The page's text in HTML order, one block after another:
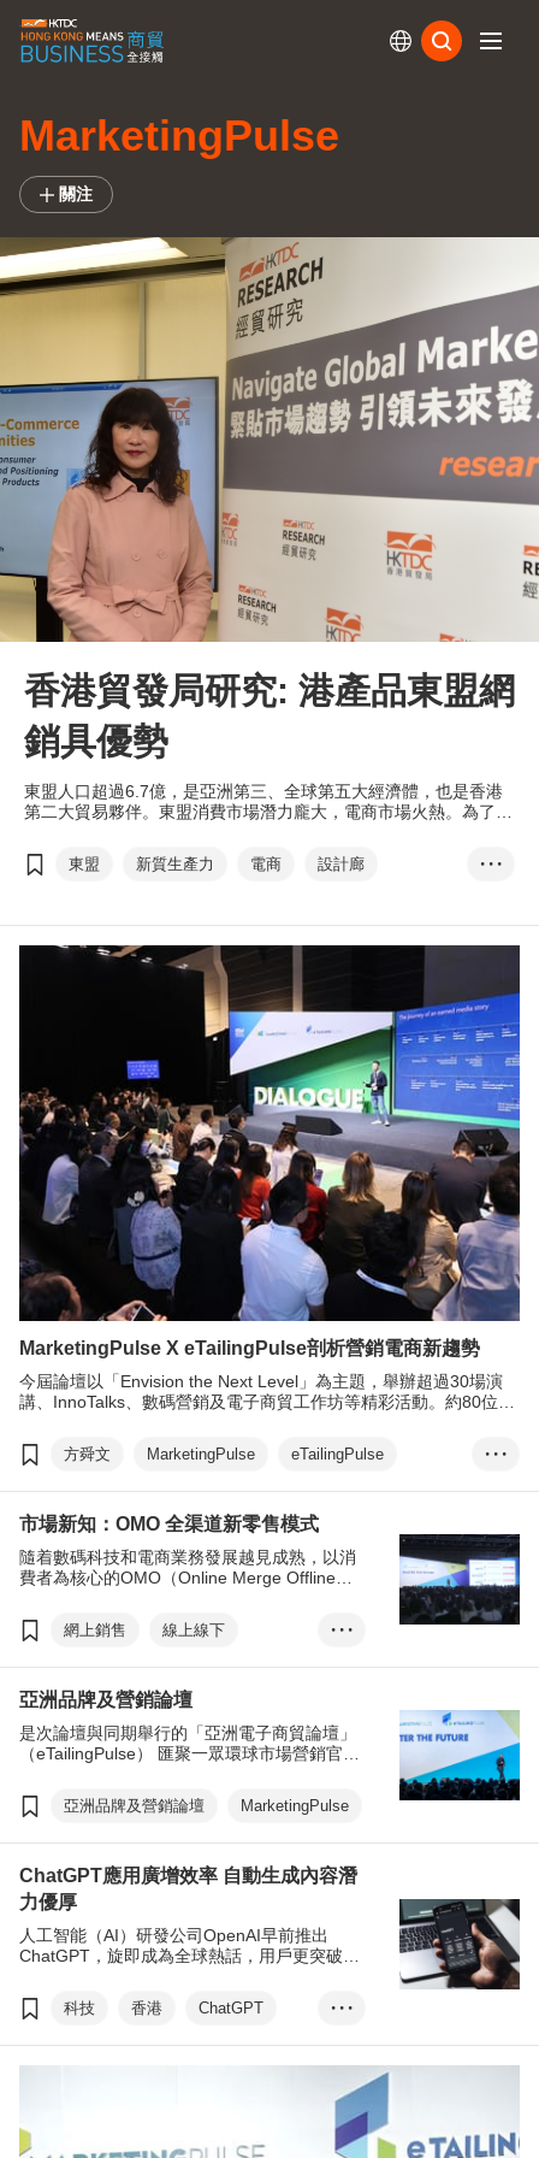
MarketingPulse
關注
香港貿發局研究: 港產品東盟網
銷具優勢
東盟人口超過6.7億，是亞洲第三、全球第五大經濟體，也是香港
第二大貿易夥伴。東盟消費市場潛力龐大，電商市場火熱。為了讓
進行了全新的「東盟電商機遇：消費行為與香港產品定位」研究，
對東盟網購市場作多個角度分析。本局旗下的「香港．設計廊」網
東盟 新質生產力 電商
設計廊
• • •
MarketingPulse X eTailingPulse剖析營銷電商新趨勢
今屆論壇以「Envision the Next Level」為主題，舉辦超過30場演
講、InnoTalks、數碼營銷及電子商貿工作坊等精彩活動。約80位來
括AI人工智能營銷與創新、正向營銷、國潮、K-pop 營銷、Alpha世
代、銀髮市場營銷與機遇、可持續營銷、感官營銷、無性別營銷及
方舜文 MarketingPulse
eTailingPulse
人工智能
電子商貿
• • •
市場新知：OMO 全渠道新零售模式
隨着數碼科技和電商業務發展越見成熟，以消
費者為核心的OMO（Online Merge Offline線
數據串聯，虛實整合了顧客「人流」、「數
據」與「體驗」，成為企業不可忽視的營銷新
名企業的管理層，在即將（3月13日）舉辦的
亞洲品牌及營銷論壇（MarketingPulse）及亞
洲電子商貿論壇（eTailingPulse）分享相關議
題及成功經驗。
網上銷售
線上線下
電子商貿
MarketingPulse
eTailingPulse
• • •
亞洲品牌及營銷論壇
是次論壇與同期舉行的「亞洲電子商貿論壇」
（eTailingPulse） 匯聚一眾環球市場營銷官、
家，就全球行銷及電商發展動向，分享真知灼
見及成功案例。
亞洲品牌及營銷論壇 MarketingPulse
ChatGPT應用廣增效率 自動生成內容潛
力優厚
人工智能（AI）研發公司OpenAI早前推出
ChatGPT，旋即成為全球熱話，用戶更突破1
應擁抱新科技以提升營運效率。
科技 香港
ChatGPT
人工智能
MarketingPulse
石嘉威
• • •